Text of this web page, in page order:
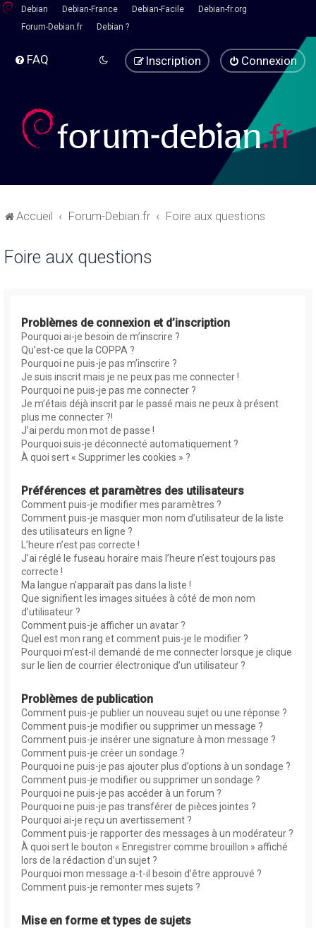
Debian Debian-France Debian-Facile
Debian-fr.org
Forum-Debian.fr
Debian ?
FAQ Connexion
Inscription
Accueil Forum-Debian.fr Foire aux questions
Foire aux questions
Problèmes de connexion et d’inscription
Pourquoi ai-je besoin de m’inscrire ?
Qu’est-ce que la COPPA ?
Pourquoi ne puis-je pas m’inscrire ?
Je suis inscrit mais je ne peux pas me connecter !
Pourquoi ne puis-je pas me connecter ?
Je m’étais déjà inscrit par le passé mais ne peux à présent
plus me connecter ?!
J’ai perdu mon mot de passe !
Pourquoi suis-je déconnecté automatiquement ?
À quoi sert « Supprimer les cookies » ?
Préférences et paramètres des utilisateurs
Comment puis-je modifier mes paramètres ?
Comment puis-je masquer mon nom d’utilisateur de la liste
des utilisateurs en ligne ?
L’heure n’est pas correcte !
J’ai réglé le fuseau horaire mais l’heure n’est toujours pas
correcte !
Ma langue n’apparaît pas dans la liste !
Que signifient les images situées à côté de mon nom
d’utilisateur ?
Comment puis-je afficher un avatar ?
Quel est mon rang et comment puis-je le modifier ?
Pourquoi m’est-il demandé de me connecter lorsque je clique
sur le lien de courrier électronique d’un utilisateur ?
Problèmes de publication
Comment puis-je publier un nouveau sujet ou une réponse ?
Comment puis-je modifier ou supprimer un message ?
Comment puis-je insérer une signature à mon message ?
Comment puis-je créer un sondage ?
Pourquoi ne puis-je pas ajouter plus d’options à un sondage ?
Comment puis-je modifier ou supprimer un sondage ?
Pourquoi ne puis-je pas accéder à un forum ?
Pourquoi ne puis-je pas transférer de pièces jointes ?
Pourquoi ai-je reçu un avertissement ?
Comment puis-je rapporter des messages à un modérateur ?
À quoi sert le bouton « Enregistrer comme brouillon » affiché
lors de la rédaction d’un sujet ?
Pourquoi mon message a-t-il besoin d’être approuvé ?
Comment puis-je remonter mes sujets ?
Mise en forme et types de sujets